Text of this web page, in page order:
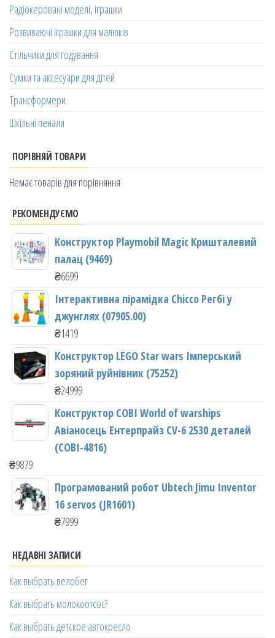
Радіокеровані моделі, іграшки
Розвиваючі іграшки для малюків
Стільчики для годування
Сумки та аксесуари для дітей
Трансформери
Шкільні пенали
ПОРІВНЯЙ ТОВАРИ
Немає товарів для порівняння
РЕКОМЕНДУЄМО
Конструктор Playmobil Magic Кришталевий
палац (9469)
₴6699
Інтерактивна пірамідка Chicco Регбі у
джунглях (07905.00)
₴1419
Конструктор LEGO Star wars Імперський
зоряний руйнівник (75252)
₴24999
Конструктор COBI World of warships
Авіаносець Ентерпрайз CV-6 2530 деталей
(COBI-4816)
₴9879
Програмований робот Ubtech Jimu Inventor
16 servos (JR1601)
₴7999
НЕДАВНІ ЗАПИСИ
Как выбрать велобег
Как выбрать молокоотсос?
Как выбрать детское автокресло